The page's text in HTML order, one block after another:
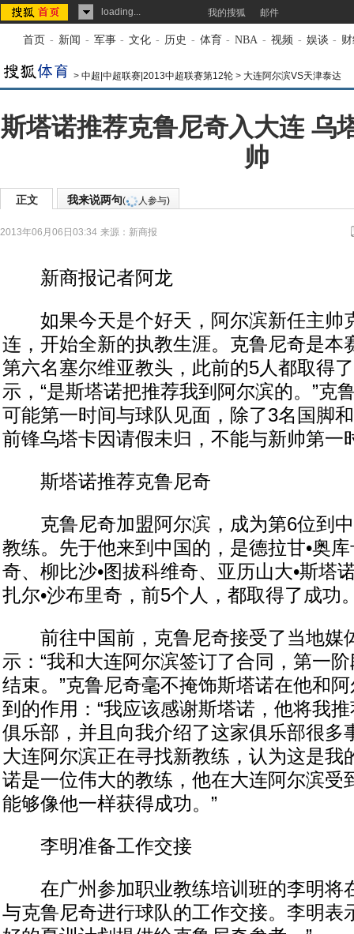
loading... 我的搜狐 邮件
首页 - 新闻 - 军事 - 文化 - 历史 - 体育 - NBA - 视频 - 娱谈 -
> 中超|中超联赛|2013中超联赛第12轮 > 大连阿尔滨VS天津泰达
斯塔诺推荐克鲁尼奇入大连 乌
帅
正文 我来说两句( 人参与)
2013年06月06日03:34 来源： 新商报
新商报记者阿龙
如果今天是个好天，阿尔滨新任主帅
连，开始全新的执教生涯。克鲁尼奇是本
第六名塞尔维亚教头，此前的5人都取得
示，“是斯塔诺把推荐我到阿尔滨的。”克
可能第一时间与球队见面，除了3名国脚
前锋乌塔卡因请假未归，不能与新帅第一
斯塔诺推荐克鲁尼奇
克鲁尼奇加盟阿尔滨，成为第6位到中
教练。先于他来到中国的，是德拉甘•奥
奇、柳比沙•图拔科维奇、亚历山大•斯塔
扎尔•沙布里奇，前5个人，都取得了成功
前往中国前，克鲁尼奇接受了当地媒
示：“我和大连阿尔滨签订了合同，第一
结束。”克鲁尼奇毫不掩饰斯塔诺在他和
到的作用：“我应该感谢斯塔诺，他将我
俱乐部，并且向我介绍了这家俱乐部很多
大连阿尔滨正在寻找新教练，认为这是我
诺是一位伟大的教练，他在大连阿尔滨受
能够像他一样获得成功。”
李明准备工作交接
在广州参加职业教练培训班的李明将
与克鲁尼奇进行球队的工作交接。李明表